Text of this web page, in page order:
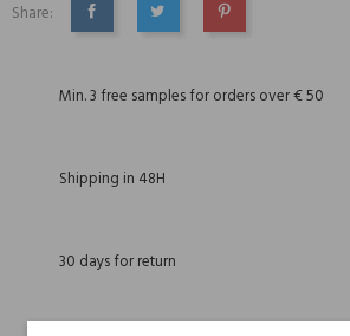
Share:
SHARE TWEET PINTEREST
Min. 3 free samples for orders over € 50
Shipping in 48H
30 days for return